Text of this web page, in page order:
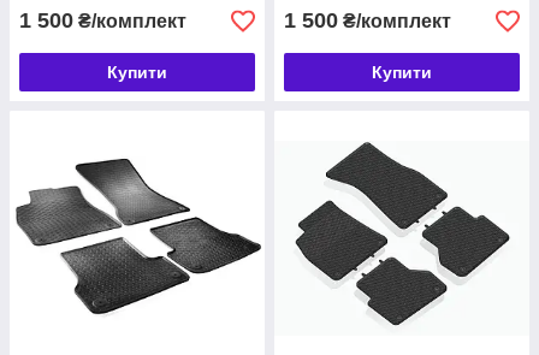
1 500 ₴/комплект
Купити
1 500 ₴/комплект
Купити